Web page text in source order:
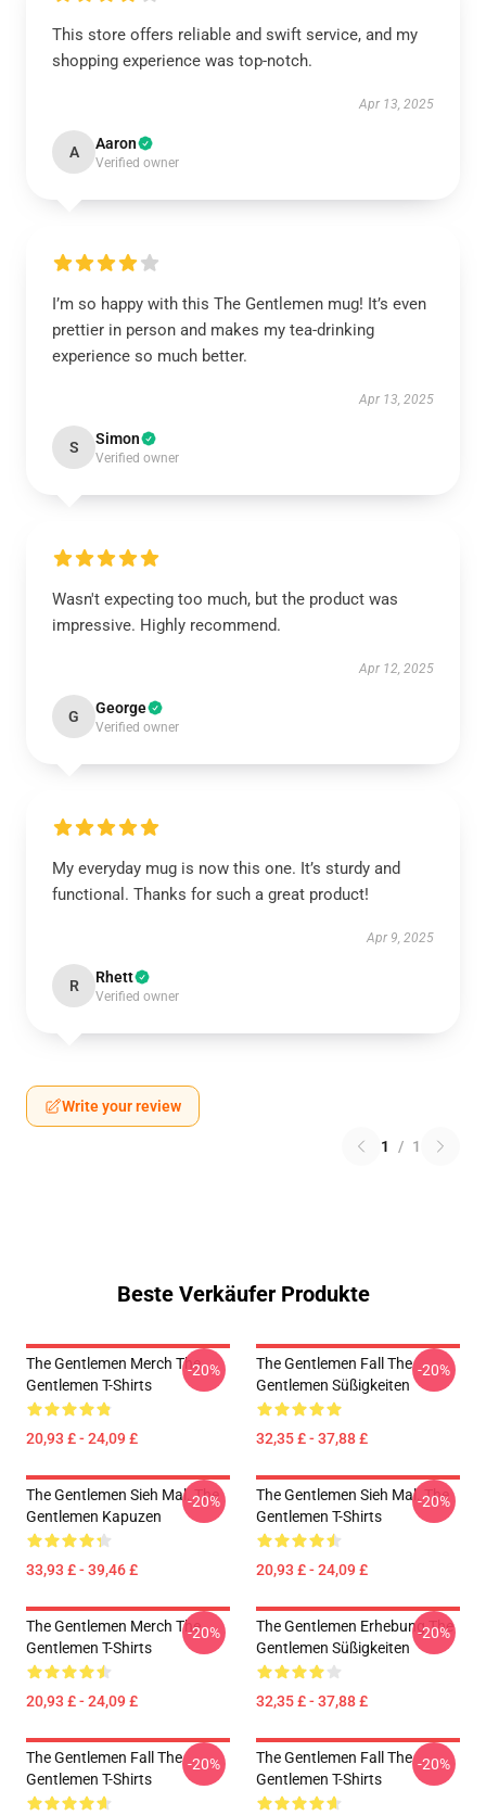
This store offers reliable and swift service, and my
shopping experience was top-notch.
Apr 13, 2025
A Aaron
Verified owner
I’m so happy with this The Gentlemen mug! It’s even
prettier in person and makes my tea-drinking
experience so much better.
Apr 13, 2025
S Simon
Verified owner
Wasn't expecting too much, but the product was
impressive. Highly recommend.
Apr 12, 2025
G George
Verified owner
My everyday mug is now this one. It’s sturdy and
functional. Thanks for such a great product!
Apr 9, 2025
R Rhett
Verified owner
Write your review
1 / 1
Beste Verkäufer Produkte
The Gentlemen Merch The
Gentlemen T-Shirts
20,93 £ - 24,09 £
-20%
The Gentlemen Fall The
Gentlemen Süßigkeiten
32,35 £ - 37,88 £
-20%
The Gentlemen Sieh Mal. The
Gentlemen Kapuzen
33,93 £ - 39,46 £
-20%
The Gentlemen Sieh Mal. The
Gentlemen T-Shirts
20,93 £ - 24,09 £
-20%
The Gentlemen Merch The
Gentlemen T-Shirts
20,93 £ - 24,09 £
-20%
The Gentlemen Erhebung The
Gentlemen Süßigkeiten
32,35 £ - 37,88 £
-20%
The Gentlemen Fall The
Gentlemen T-Shirts
-20%
The Gentlemen Fall The
Gentlemen T-Shirts
-20%